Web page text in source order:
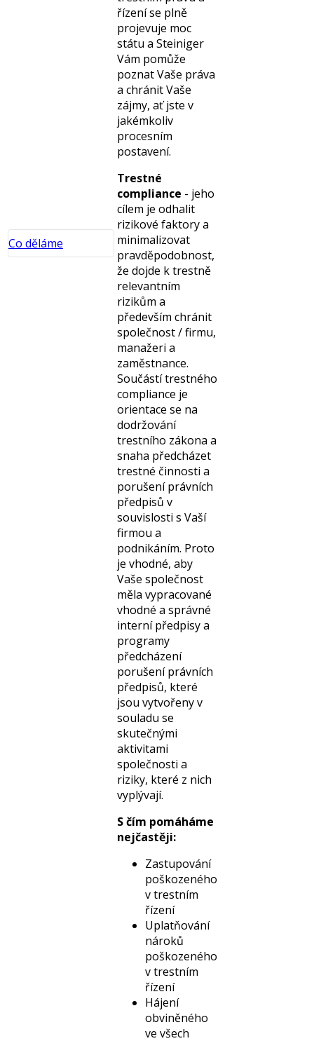
Co děláme
řízení se plně
projevuje moc
státu a Steiniger
Vám pomůže
poznat Vaše práva
a chránit Vaše
zájmy, ať jste v
jakémkoliv
procesním
postavení.
Trestné
compliance - jeho
cílem je odhalit
rizikové faktory a
minimalizovat
pravděpodobnost,
že dojde k trestně
relevantním
rizikům a
především chránit
společnost / firmu,
manažeri a
zaměstnance.
Součástí trestného
compliance je
orientace se na
dodržování
trestního zákona a
snaha předcházet
trestné činnosti a
porušení právních
předpisů v
souvislosti s Vaší
firmou a
podnikáním. Proto
je vhodné, aby
Vaše společnost
měla vypracované
vhodné a správné
interní předpisy a
programy
předcházení
porušení právních
předpisů, které
jsou vytvořeny v
souladu se
skutečnými
aktivitami
společnosti a
riziky, které z nich
vyplývají.
S čím pomáháme
nejčastěji:
Zastupování
poškozeného
v trestním
řízení
Uplatňování
nároků
poškozeného
v trestním
řízení
Hájení
obviněného
ve všech